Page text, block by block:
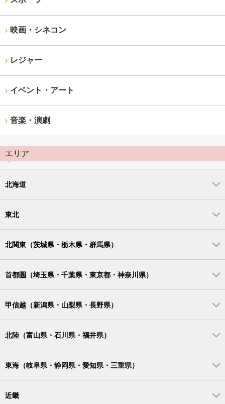
映画・シネコン
レジャー
イベント・アート
音楽・演劇
エリア
北海道
東北
北関東（茨城県・栃木県・群馬県）
首都圏（埼玉県・千葉県・東京都・神奈川県）
甲信越（新潟県・山梨県・長野県）
北陸（富山県・石川県・福井県）
東海（岐阜県・静岡県・愛知県・三重県）
近畿